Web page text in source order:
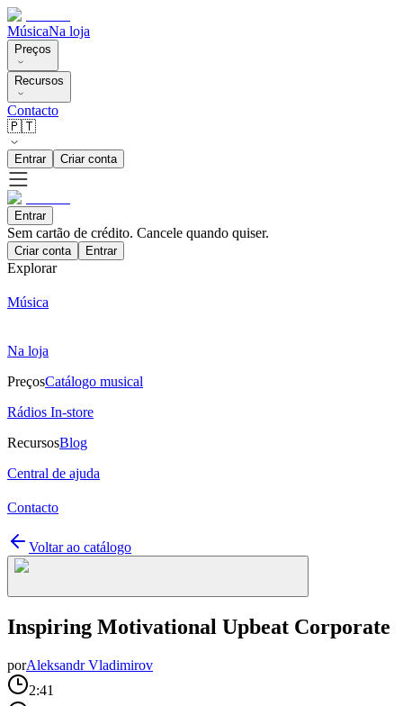
MúsicaNa loja
Preços
Recursos
Contacto
🇵🇹
Entrar Criar conta
Entrar
Sem cartão de crédito. Cancele quando quiser.
Criar conta Entrar
Explorar
Música
Na loja
PreçosCatálogo musical
Rádios In-store
RecursosBlog
Central de ajuda
Contacto
Voltar ao catálogo
Inspiring Motivational Upbeat Corporate
porAleksandr Vladimirov
2:41